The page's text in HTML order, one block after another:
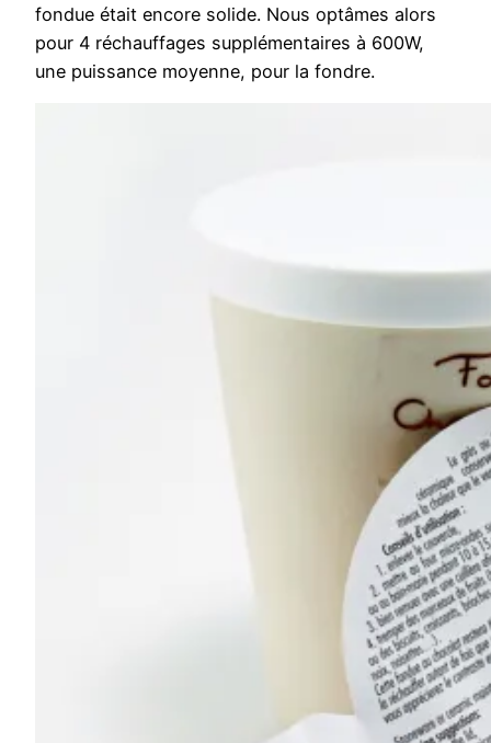
fondue était encore solide. Nous optâmes alors
pour 4 réchauffages supplémentaires à 600W,
une puissance moyenne, pour la fondre.